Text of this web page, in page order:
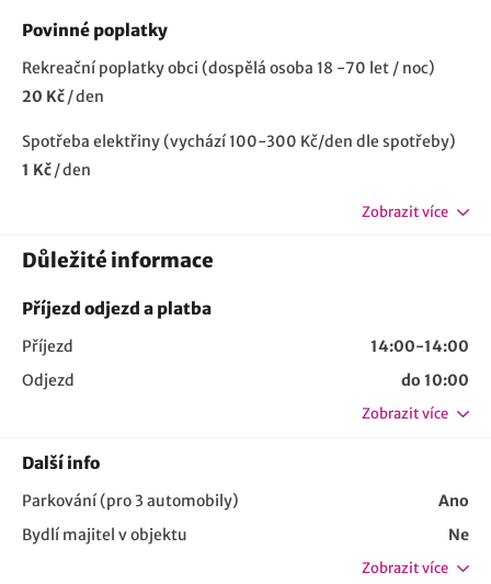
Povinné poplatky
Rekreační poplatky obci (dospělá osoba 18 -70 let / noc)
20 Kč/den
Spotřeba elektřiny (vychází 100-300 Kč/den dle spotřeby)
1 Kč/den
Zobrazit více
Důležité informace
Příjezd odjezd a platba
Příjezd
14:00-14:00
Odjezd
do 10:00
Zobrazit více
Další info
Parkování (pro 3 automobily)
Ano
Bydlí majitel v objektu
Ne
Zobrazit více